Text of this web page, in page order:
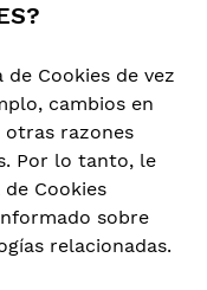
Cookies de vez
cambios en
razones
Por lo tanto, le
Cookies
sobre
relacionadas.